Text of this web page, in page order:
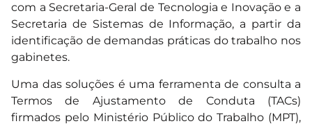
com a Secretaria-Geral de Tecnologia e Inovação e a
Secretaria de Sistemas de Informação, a partir da
identificação de demandas práticas do trabalho nos
gabinetes.
Uma das soluções é uma ferramenta de consulta a
Termos de Ajustamento de Conduta (TACs)
firmados pelo Ministério Público do Trabalho (MPT),